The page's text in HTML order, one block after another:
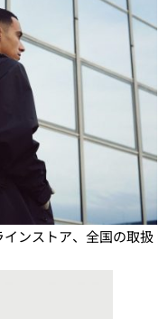
ンストア、全国の取扱